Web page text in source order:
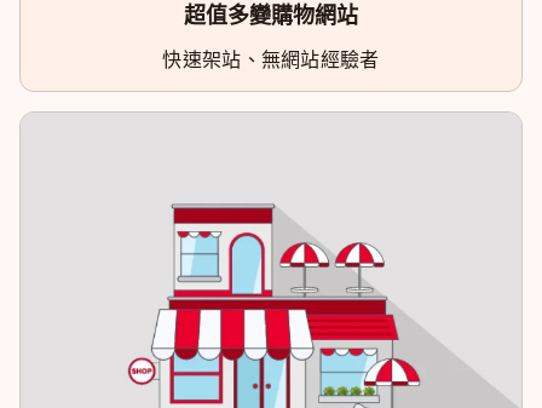
超值多變購物網站
快速架站、無網站經驗者